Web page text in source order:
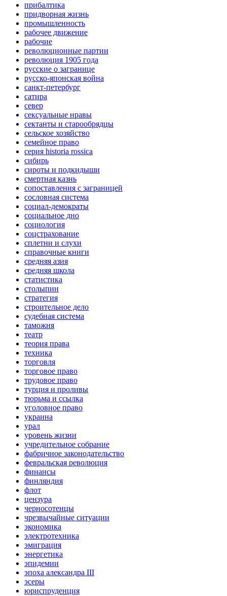
прибалтика
придворная жизнь
промышленность
рабочее движение
рабочие
революционные партии
революция 1905 года
русские о загранице
русско-японская война
санкт-петербург
сатира
север
сексуальные нравы
сектанты и старообрядцы
сельское хозяйство
семейное право
серия historia rossica
сибирь
сироты и подкидыши
смертная казнь
сопоставления с заграницей
сословная система
социал-демократы
социальное дно
социология
соцстрахование
сплетни и слухи
справочные книги
средняя азия
средняя школа
статистика
столыпин
стратегия
строительное дело
судебная система
таможня
театр
теория права
техника
торговля
торговое право
трудовое право
турция и проливы
тюрьма и ссылка
уголовное право
украина
урал
уровень жизни
учредительное собрание
фабричное законодательство
февральская революция
финансы
финляндия
флот
цензура
черносотенцы
чрезвычайные ситуации
экономика
электротехника
эмиграция
энергетика
эпидемии
эпоха александра III
эсеры
юриспруденция